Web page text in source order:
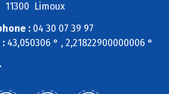
11300 Limoux
:04 30 07 39 97
: 43,050306 ° , 2,21822900000006 °